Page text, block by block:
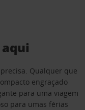
Qualquer que
engraçado
para uma viagem
para umas férias